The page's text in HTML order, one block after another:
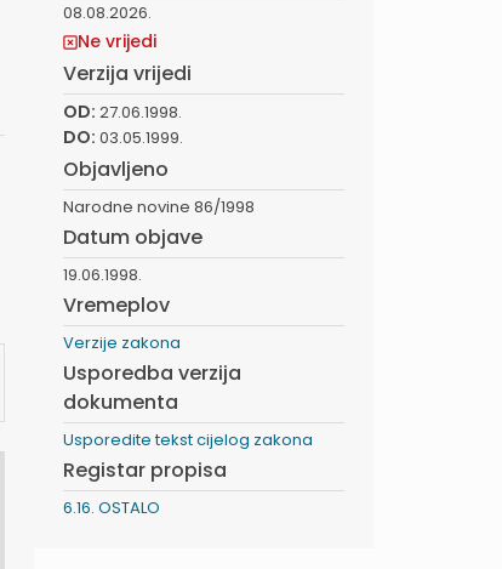
08.08.2026.
Ne vrijedi
Verzija vrijedi
OD: 27.06.1998.
DO: 03.05.1999.
Objavljeno
Narodne novine 86/1998
Datum objave
19.06.1998.
Vremeplov
Verzije zakona
Usporedba verzija
dokumenta
Usporedite tekst cijelog zakona
Registar propisa
6.16. OSTALO